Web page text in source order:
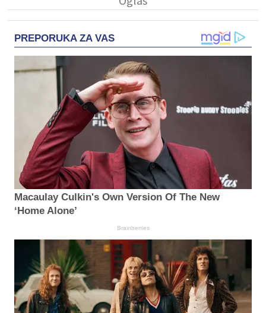
PREPORUKA ZA VAS
Macaulay Culkin's Own Version Of The New
‘Home Alone’
Brainberries